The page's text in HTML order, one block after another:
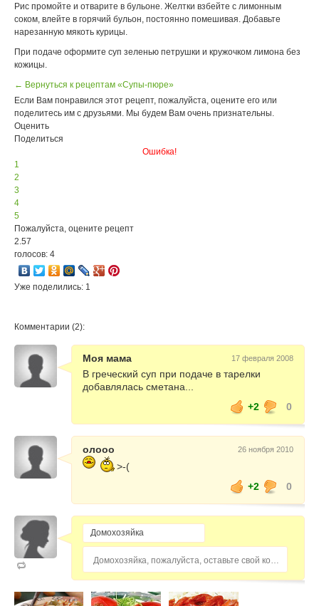
Рис промойте и отварите в бульоне. Желтки взбейте с лимонным
соком, влейте в горячий бульон, постоянно помешивая. Добавьте
нарезанную мякоть курицы.
При подаче оформите суп зеленью петрушки и кружочком лимона без
кожицы.
← Вернуться к рецептам «Супы-пюре»
Если Вам понравился этот рецепт, пожалуйста, оцените его или
поделитесь им с друзьями. Мы будем Вам очень признательны.
Оценить
Поделиться
Ошибка!
1
2
3
4
5
Пожалуйста, оцените рецепт
2.57
голосов: 4
Уже поделились: 1
Комментарии (2):
Моя мама 17 февраля 2008
В греческий суп при подаче в тарелки
добавлялась сметана...
+2
0
олооо 26 ноября 2010
>-(
+2
0